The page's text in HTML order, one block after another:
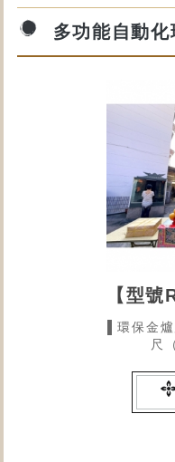
多功能自動
▌環保金
尺